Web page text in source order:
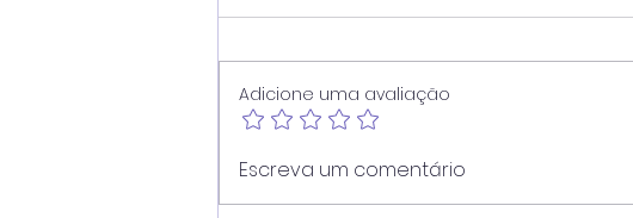
Juninho reforça atuação
contra dependência em
Adicione uma avaliação
Escreva um comentário